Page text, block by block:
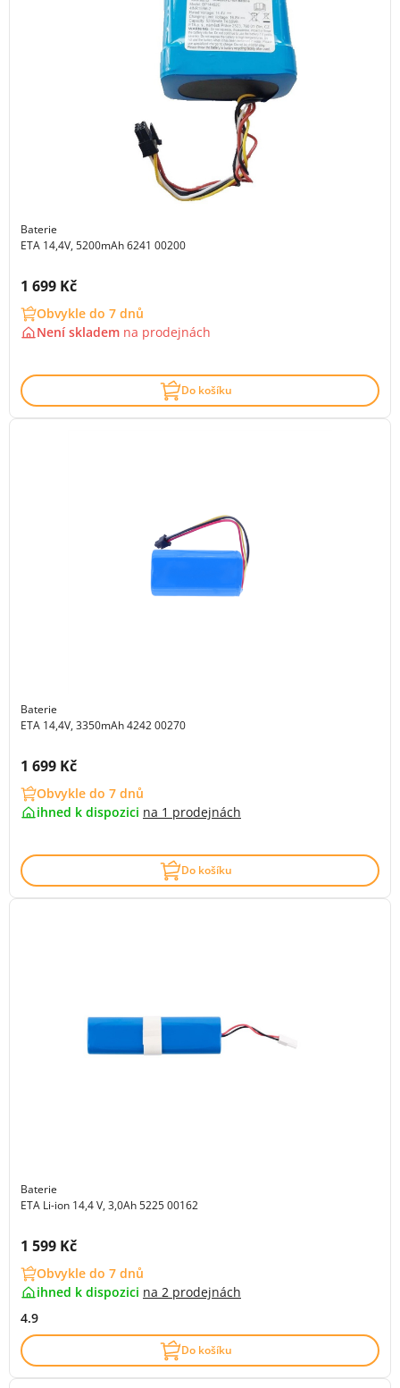
Baterie
ETA 14,4V, 5200mAh 6241 00200
Cena s DPH:
1 699 Kč
Obvykle do 7 dnů
Není skladem na prodejnách
Do košíku
Baterie
ETA 14,4V, 3350mAh 4242 00270
Cena s DPH:
1 699 Kč
Obvykle do 7 dnů
ihned k dispozici na 1 prodejnách
Do košíku
Baterie
ETA Li-ion 14,4 V, 3,0Ah 5225 00162
Cena s DPH:
1 599 Kč
Obvykle do 7 dnů
ihned k dispozici na 2 prodejnách
4.9
Do košíku